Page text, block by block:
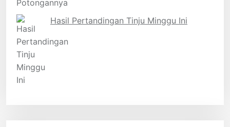
Hasil Pertandingan Tinju Minggu Ini